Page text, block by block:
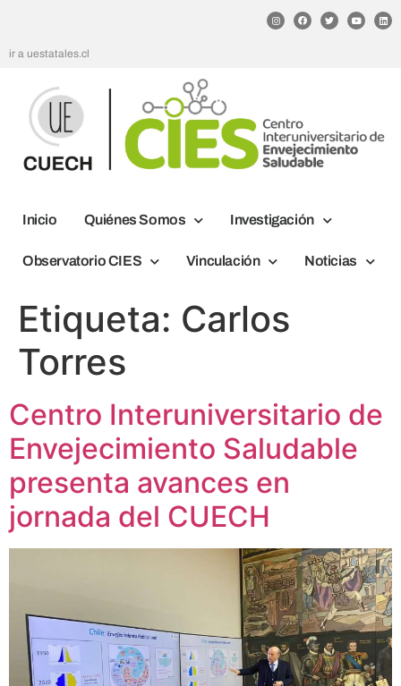
ir a uestatales.cl
Inicio Quiénes Somos Investigación
Observatorio CIES Vinculación Noticias
Etiqueta: Carlos
Torres
Centro Interuniversitario de
Envejecimiento Saludable
presenta avances en
jornada del CUECH